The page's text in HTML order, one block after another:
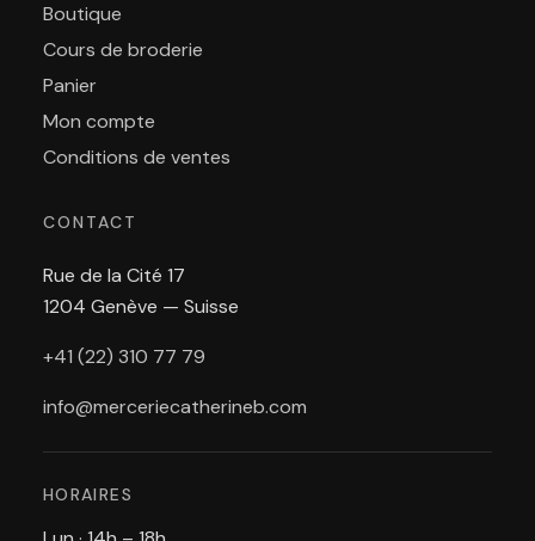
Boutique
Cours de broderie
Panier
Mon compte
Conditions de ventes
CONTACT
Rue de la Cité 17
1204 Genève — Suisse
+41 (22) 310 77 79
info@merceriecatherineb.com
HORAIRES